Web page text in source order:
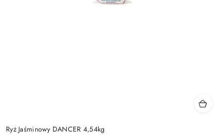
Ryż Jaśminowy DANCER 4,54kg